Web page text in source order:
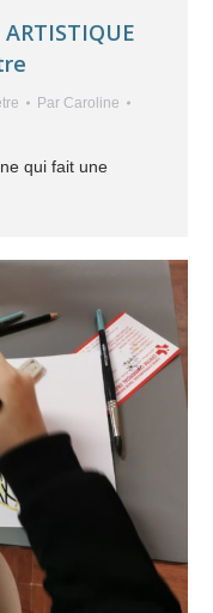
Par Caroline
qui fait une